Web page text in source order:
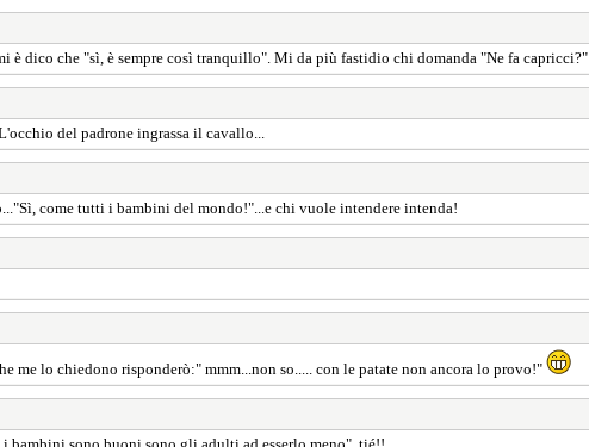
è dico che "sì, è sempre così tranquillo". Mi da più fastidio chi domanda "Ne fa capricci?"
del padrone ingrassa il cavallo...
come tutti i bambini del mondo!"...e chi vuole intendere intenda!
me lo chiedono risponderò:" mmm...non so..... con le patate non ancora lo provo!"